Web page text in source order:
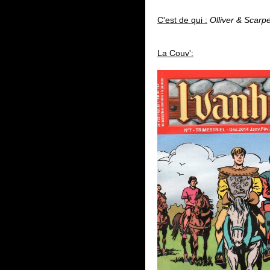
C'est de qui : Olliver &
La Couv':